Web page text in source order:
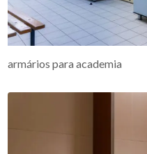
armários para academia